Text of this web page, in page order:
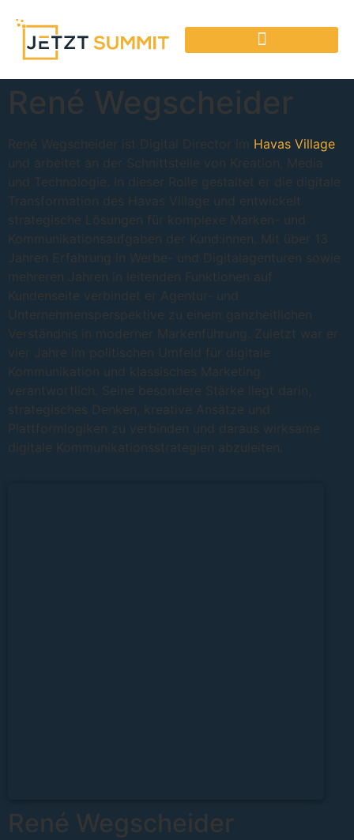
René Wegscheider
René Wegscheider ist Digital Director im Havas Village
und arbeitet an der Schnittstelle von Kreation, Media
und Technologie. In dieser Rolle gestaltet er die digitale
Transformation des Havas Village und entwickelt
strategische Lösungen für komplexe Marken- und
Kommunikationsaufgaben der Kund:innen. Mit über 13
Jahren Erfahrung in Werbe- und Digitalagenturen sowie
mehreren Jahren in leitenden Funktionen auf
Kundenseite verbindet er Agentur- und
Unternehmensperspektive zu einem ganzheitlichen
Verständnis in moderner Markenführung. Zuletzt war er
vier Jahre im politischen Umfeld für digitale
Kommunikation und klassisches Marketing
verantwortlich. Seine besondere Stärke liegt darin,
strategisches Denken, kreative Ansätze und
Plattformlogiken zu verbinden und daraus wirksame
digitale Kommunikationsstrategien abzuleiten.
René Wegscheider